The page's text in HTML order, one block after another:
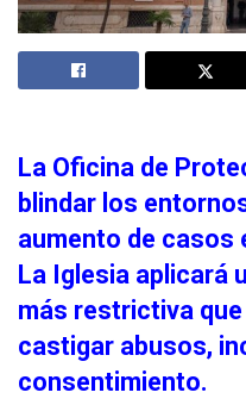
La Oficina de
blindar los
aumento de casos
La Iglesia aplicará
más restrictiva
castigar abusos,
consentimiento.